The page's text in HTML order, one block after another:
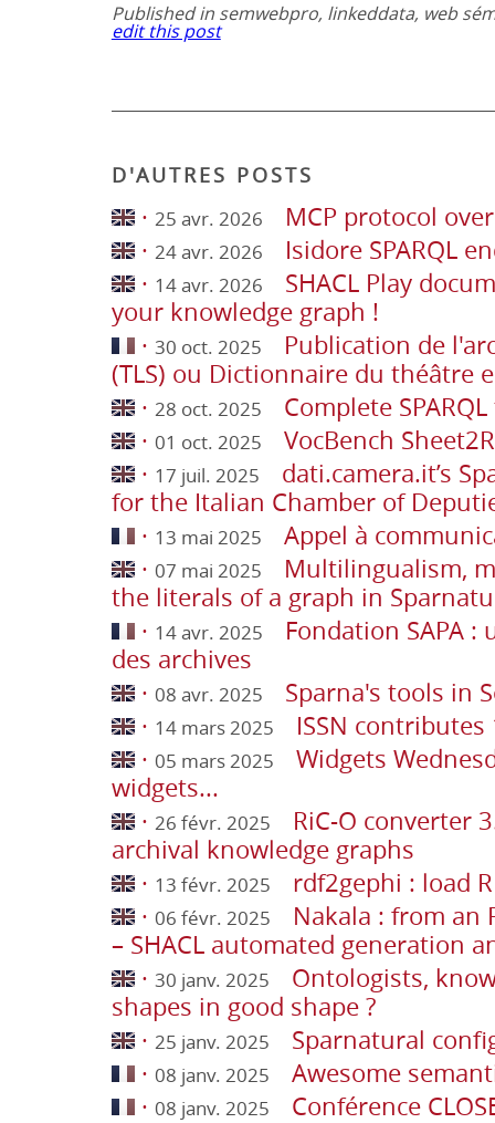
Published in semwebpro, linkeddata, web
edit this post
D'AUTRES POSTS
· 25 avr. 2026
MCP protocol
· 24 avr. 2026
Isidore SPARQL
· 14 avr. 2026
SHACL Play
your knowledge graph !
· 30 oct. 2025
Publication de
(TLS) ou Dictionnaire du théâtre
· 28 oct. 2025
Complete
· 01 oct. 2025
VocBench
· 17 juil. 2025
dati.camera.it’s
for the Italian Chamber of
· 13 mai 2025
Appel à
· 07 mai 2025
Multilingualism,
the literals of a graph in
· 14 avr. 2025
Fondation SAPA
des archives
· 08 avr. 2025
Sparna's tools in
· 14 mars 2025
ISSN
· 05 mars 2025
Widgets
widgets...
· 26 févr. 2025
RiC-O converter
archival knowledge graphs
· 13 févr. 2025
rdf2gephi : load
· 06 févr. 2025
Nakala : from an
– SHACL automated generation
· 30 janv. 2025
Ontologists,
shapes in good shape ?
· 25 janv. 2025
Sparnatural
· 08 janv. 2025
Awesome
· 08 janv. 2025 Conférence